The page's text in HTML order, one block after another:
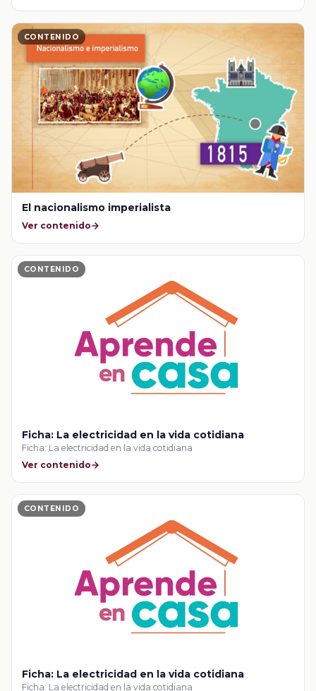
CONTENIDO
El nacionalismo imperialista
Ver contenido
CONTENIDO
Ficha: La electricidad en la vida cotidiana
Ficha: La electricidad en la vida cotidiana
Ver contenido
CONTENIDO
Ficha: La electricidad en la vida cotidiana
Ficha: La electricidad en la vida cotidiana